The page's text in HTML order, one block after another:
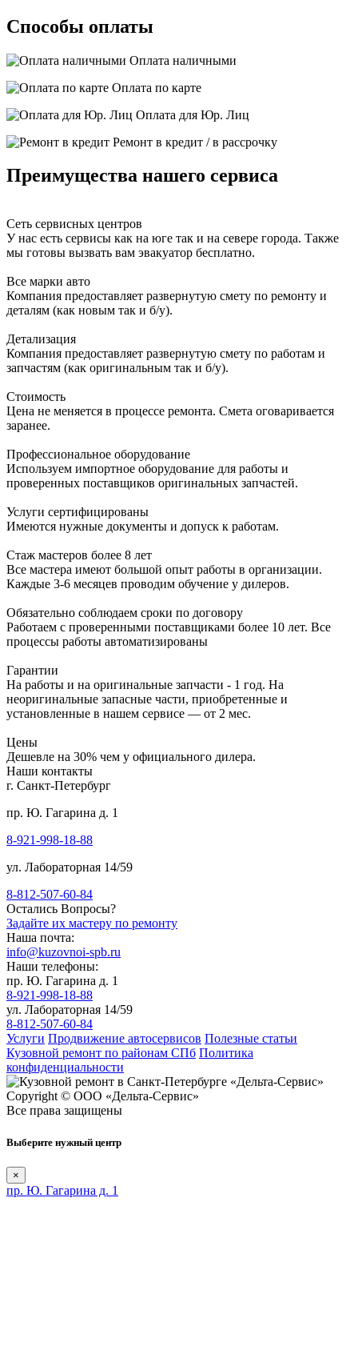
Способы оплаты
Оплата наличными
Оплата по карте
Оплата для Юр. Лиц
Ремонт в кредит / в рассрочку
Преимущества нашего сервиса
Сеть сервисных центров
У нас есть сервисы как на юге так и на севере города. Также
мы готовы вызвать вам эвакуатор бесплатно.
Все марки авто
Компания предоставляет развернутую смету по ремонту и
деталям (как новым так и б/у).
Детализация
Компания предоставляет развернутую смету по работам и
запчастям (как оригинальным так и б/у).
Стоимость
Цена не меняется в процессе ремонта. Смета оговаривается
заранее.
Профессиональное оборудование
Используем импортное оборудование для работы и
проверенных поставщиков оригинальных запчастей.
Услуги сертифицированы
Имеются нужные документы и допуск к работам.
Стаж мастеров более 8 лет
Все мастера имеют большой опыт работы в организации.
Каждые 3-6 месяцев проводим обучение у дилеров.
Обязательно соблюдаем сроки по договору
Работаем с проверенными поставщиками более 10 лет. Все
процессы работы автоматизированы
Гарантии
На работы и на оригинальные запчасти - 1 год. На
неоригинальные запасные части, приобретенные и
установленные в нашем сервисе — от 2 мес.
Цены
Дешевле на 30% чем у официального дилера.
Наши контакты
г. Санкт-Петербург
пр. Ю. Гагарина д. 1
8-921-998-18-88
ул. Лабораторная 14/59
8-812-507-60-84
Остались Вопросы?
Задайте их мастеру по ремонту
Наша почта:
info@kuzovnoi-spb.ru
Наши телефоны:
пр. Ю. Гагарина д. 1
8-921-998-18-88
ул. Лабораторная 14/59
8-812-507-60-84
Услуги Продвижение автосервисов Полезные статьи
Кузовной ремонт по районам СПб Политика
конфиденциальности
Copyright © ООО «Дельта-Сервис»
Все права защищены
Выберите нужный центр
×
пр. Ю. Гагарина д. 1